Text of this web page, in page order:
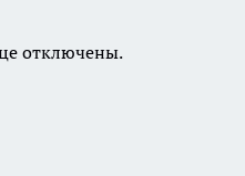
отключены.